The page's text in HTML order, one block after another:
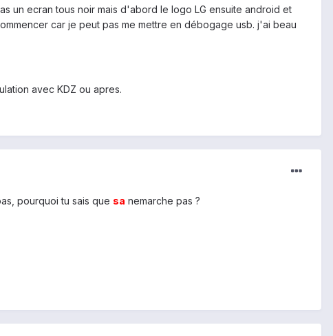
un ecran tous noir mais d'abord le logo LG ensuite android et
car je peut pas me mettre en débogage usb. j'ai beau
avec KDZ ou apres.
pourquoi tu sais que sa nemarche pas ?